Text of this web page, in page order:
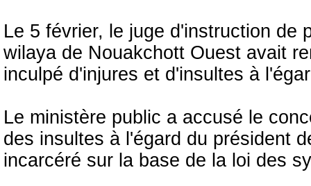
Le 5 février, le juge d'instruction de
wilaya de Nouakchott Ouest avait
inculpé d'injures et d'insultes à
‎Le ministère public a accusé le
des insultes à l'égard du président
incarcéré sur la base de la loi des